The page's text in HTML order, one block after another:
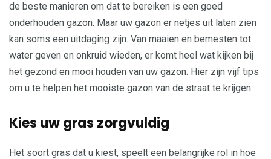
de beste manieren om dat te bereiken is een goed
onderhouden gazon. Maar uw gazon er netjes uit laten zien
kan soms een uitdaging zijn. Van maaien en bemesten tot
water geven en onkruid wieden, er komt heel wat kijken bij
het gezond en mooi houden van uw gazon. Hier zijn vijf tips
om u te helpen het mooiste gazon van de straat te krijgen.
Kies uw gras zorgvuldig
Het soort gras dat u kiest, speelt een belangrijke rol in hoe